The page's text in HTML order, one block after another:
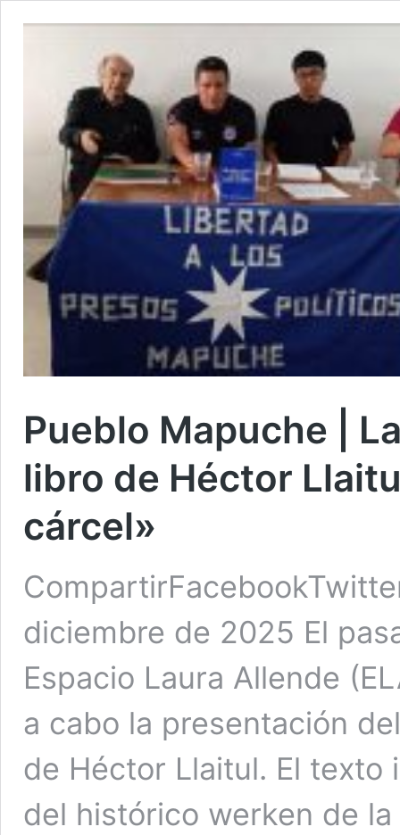
Pueblo Mapuche |
libro de Héctor
cárcel»
diciembre de 2025 El
Espacio Laura Allende
a cabo la presentación
de Héctor Llaitul. El texto
del histórico werken de